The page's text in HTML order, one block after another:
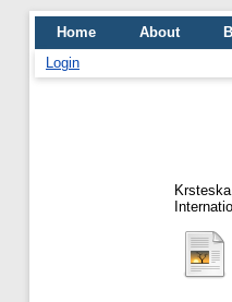
Home About
Login